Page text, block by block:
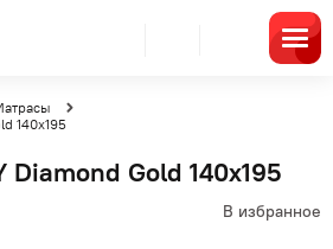
140x195
Diamond Gold 140x195
В избранное